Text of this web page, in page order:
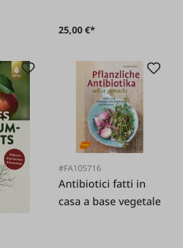
25,00 €*
#FA105716
Antibiotici fatti in
casa a base vegetale